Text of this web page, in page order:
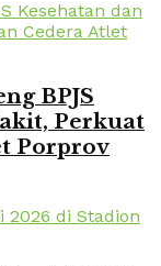
BPJS
Perkuat
Porprov